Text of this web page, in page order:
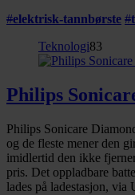
#elektrisk-tannbørste #
Teknologi83
Philips
Philips Sonicare
og de fleste mener den
imidlertid den ikke
pris. Det oppladbare
lades på ladestasjon, via